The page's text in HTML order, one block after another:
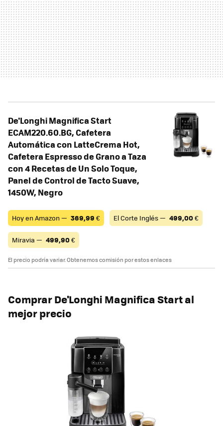
De'Longhi Magnifica Start
ECAM220.60.BG, Cafetera
Automática con LatteCrema Hot,
Cafetera Espresso de Grano a Taza
con 4 Recetas de Un Solo Toque,
Panel de Control de Tacto Suave,
1450W, Negro
Hoy en Amazon — 369,99 € El Corte Inglés — 499,00€
Miravia — 499,90€
El precio podría variar. Obtenemos comisión por estos enlaces
Comprar De'Longhi Magnifica Start al
mejor precio